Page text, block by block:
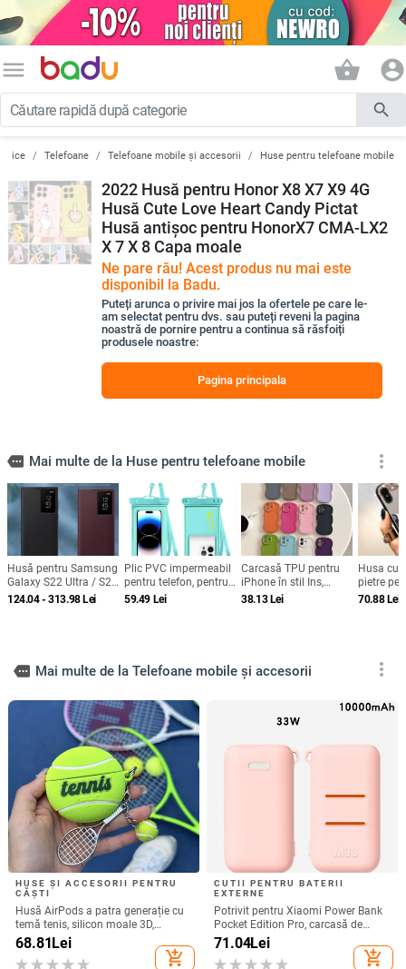
menu shopping_basket account_circle
search
Telefoane Telefoane mobile și accesorii Huse pentru telefoane mobile
2022 Husă pentru Honor X8 X7 X9 4G
Husă Cute Love Heart Candy Pictat
Husă antișoc pentru HonorX7 CMA-LX2
X 7 X 8 Capa moale
Ne pare rău! Acest produs nu mai este
disponibil la Badu.
Puteți arunca o privire mai jos la ofertele pe care le-
am selectat pentru dvs. sau puteți reveni la pagina
noastră de pornire pentru a continua să răsfoiți
produsele noastre:
Pagina principala
more Mai multe de la Huse pentru telefoane mobile
Husă pentru Samsung
Galaxy S22 Ultra / S22
Plus / S22 cu fereastră
124.04 - 313.98Lei
Plic PVC impermeabil
pentru telefon, pentru
înot și scufundări,
59.49 Lei
Carcasă TPU pentru
iPhone în stil Ins,
design minimalist de
mat
38.13Lei
Husa cu
pietre
si iPhone
70.88Lei
more_vert
more Mai multe de la Telefoane mobile și accesorii
HUSE ȘI ACCESORII PENTRU
CĂȘTI
Husă AirPods a patra generație cu
temă tenis, silicon moale 3D,
compatibilă cu AirPods 3 și Pro 2
68.81 Lei
add_shopping_cart
CUTII PENTRU BATERII
EXTERNE
Potrivit pentru Xiaomi Power Bank
Pocket Edition Pro, carcasă de
protecție din silicon 33W 10000mA,
antiderapantă pentru Power Bank
71.04Lei
add_shopping_cart
more_vert